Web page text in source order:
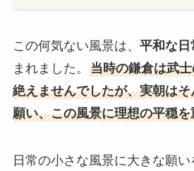
この何気ない風景は、 平和な日
まれました。 当時の鎌倉は武
絶えませんでしたが、実朝は
願い、この風景に理想の平穏を
日常の小さな風景に大きな願